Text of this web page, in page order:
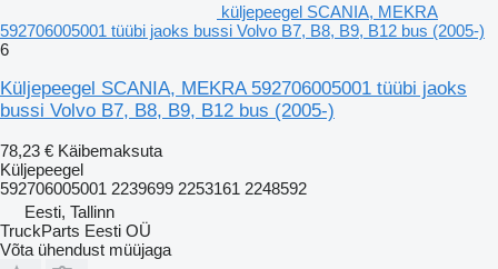
küljepeegel SCANIA, MEKRA
592706005001 tüübi jaoks bussi Volvo B7, B8, B9, B12 bus (2005-)
6
Küljepeegel SCANIA, MEKRA 592706005001 tüübi jaoks
bussi Volvo B7, B8, B9, B12 bus (2005-)
78,23 € Käibemaksuta
Küljepeegel
592706005001 2239699 2253161 2248592
Eesti, Tallinn
TruckParts Eesti OÜ
Võta ühendust müüjaga